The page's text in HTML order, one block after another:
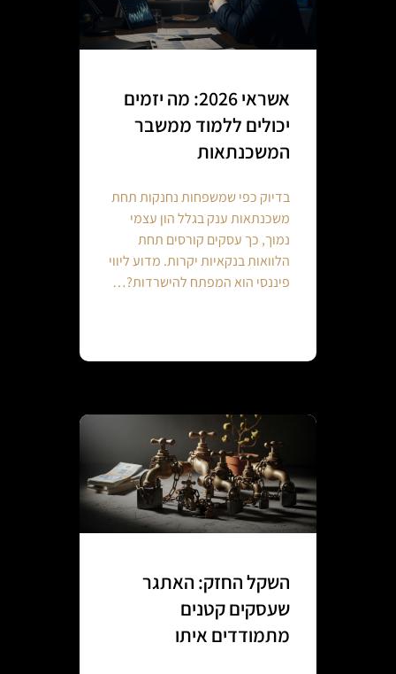
אשראי 2026: מה יזמים
יכולים ללמוד ממשבר
המשכנתאות
בדיוק כפי שמשפחות נחנקות תחת
משכנתאות ענק בגלל הון עצמי
נמוך, כך עסקים קורסים תחת
הלוואות בנקאיות יקרות. מדוע ליווי
פיננסי הוא המפתח להישרדות?…
השקל החזק: האתגר
שעסקים קטנים
מתמודדים איתו